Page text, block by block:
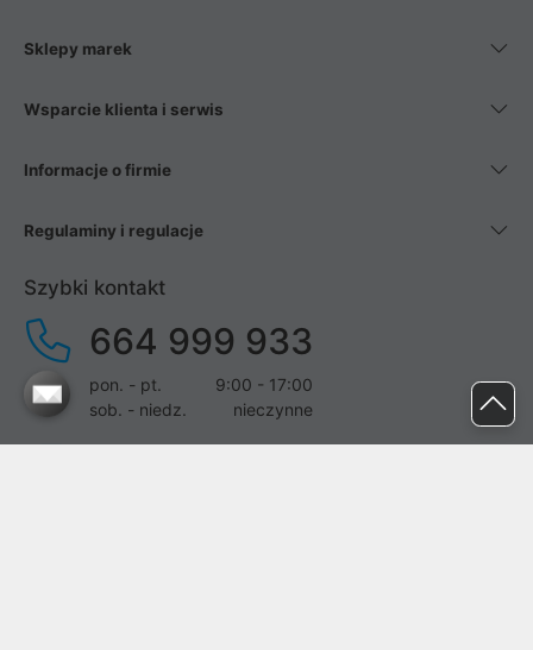
Sklepy marek
Wsparcie klienta i serwis
Informacje o firmie
Regulaminy i regulacje
Szybki kontakt
664 999 933
pon. - pt.
9:00 - 17:00
sob. - niedz.
nieczynne